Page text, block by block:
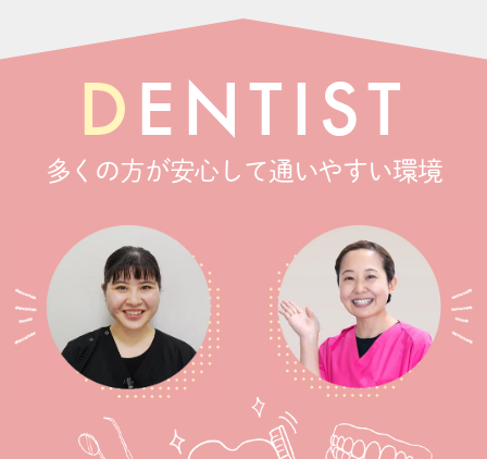
DENTIST